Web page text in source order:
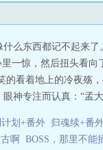
么东西都记不起来了
一惊，然后扭头看向
看着地上的冷夜殇
神专注而认真：“孟
划+番外 归魂续+番
啊 BOSS，那里不能